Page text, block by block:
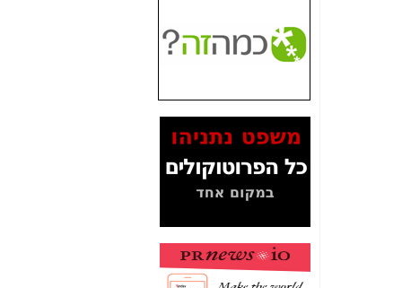
האם ביבי וקרא קבלו
בכלל תמורה עבור
המסמכים בנושא בזק-
Yes (תיק 4000)
לאיש הלא נכון! -כאן
עובדות ומסמכים
תקשורת עזר לקב'
בזק? - כאן